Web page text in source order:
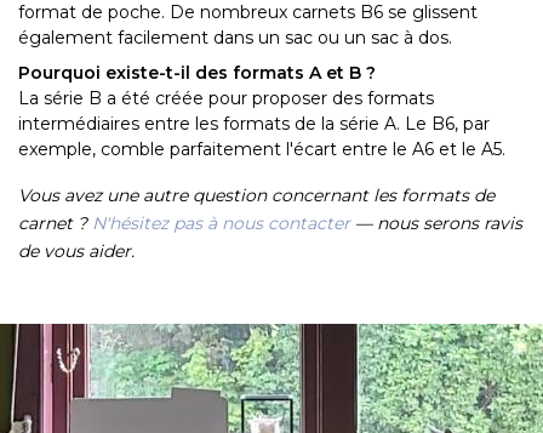
format de poche. De nombreux carnets B6 se glissent
également facilement dans un sac ou un sac à dos.
Pourquoi existe-t-il des formats A et B ?
La série B a été créée pour proposer des formats
intermédiaires entre les formats de la série A. Le B6, par
exemple, comble parfaitement l'écart entre le A6 et le A5.
Vous avez une autre question concernant les formats de
carnet ? N'hésitez pas à nous contacter— nous serons ravis
de vous aider.